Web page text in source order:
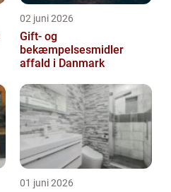
02 juni 2026
Gift- og
bekæmpelsesmidler
affald i Danmark
01 juni 2026